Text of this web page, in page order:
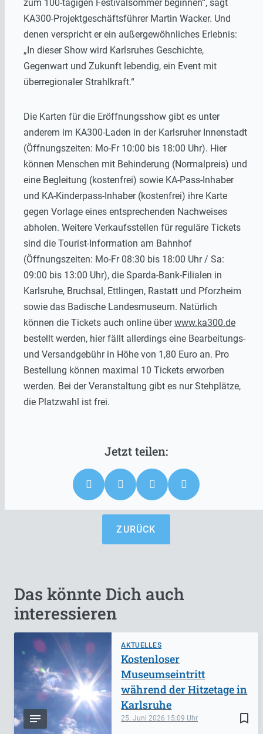
zum 100-tägigen Festivalsommer beginnen“, sagt
KA300-Projektgeschäftsführer Martin Wacker. Und
denen verspricht er ein außergewöhnliches Erlebnis:
„In dieser Show wird Karlsruhes Geschichte,
Gegenwart und Zukunft lebendig, ein Event mit
überregionaler Strahlkraft.“
Die Karten für die Eröffnungsshow gibt es unter
anderem im KA300-Laden in der Karlsruher Innenstadt
(Öffnungszeiten: Mo-Fr 10:00 bis 18:00 Uhr). Hier
können Menschen mit Behinderung (Normalpreis) und
eine Begleitung (kostenfrei) sowie KA-Pass-Inhaber
und KA-Kinderpass-Inhaber (kostenfrei) ihre Karte
gegen Vorlage eines entsprechenden Nachweises
abholen. Weitere Verkaufsstellen für reguläre Tickets
sind die Tourist-Information am Bahnhof
(Öffnungszeiten: Mo-Fr 08:30 bis 18:00 Uhr / Sa:
09:00 bis 13:00 Uhr), die Sparda-Bank-Filialen in
Karlsruhe, Bruchsal, Ettlingen, Rastatt und Pforzheim
sowie das Badische Landesmuseum. Natürlich
können die Tickets auch online überwww.ka300.de
bestellt werden, hier fällt allerdings eine Bearbeitungs-
und Versandgebühr in Höhe von 1,80 Euro an. Pro
Bestellung können maximal 10 Tickets erworben
werden. Bei der Veranstaltung gibt es nur Stehplätze,
die Platzwahl ist frei.
ZURÜCK
Das könnte Dich auch
interessieren
AKTUELLES
bookmark_border
25. Juni 2026 15:09
Kostenloser
Museumseintritt
während der Hitzetage in
Karlsruhe